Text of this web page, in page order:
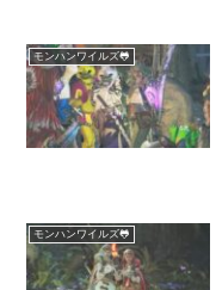
モンハンワイルズ🐸
モンハンワイルズ🐸